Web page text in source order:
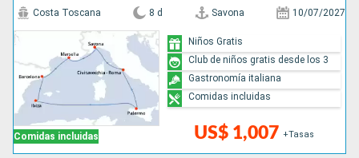
Comidas incluidas
Costa Toscana 8 d Savona 10/07/2027
US$ 1,007 +Tasas
Niños Gratis
Club de niños gratis desde los 3
Gastronomía italiana
Comidas incluidas